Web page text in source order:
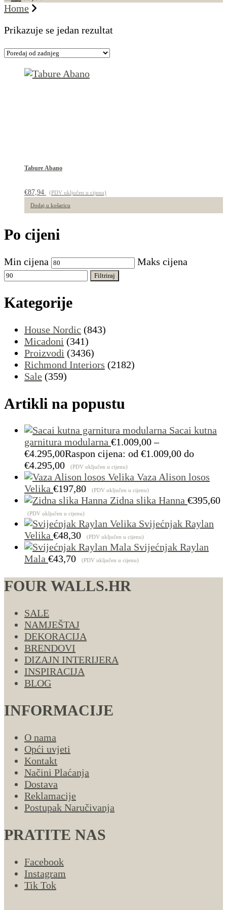
Home
Prikazuje se jedan rezultat
Tabure Abano
€87,94 (PDV uključen u cijenu)
Dodaj u košaricu
Po cijeni
Min cijena Maks cijena
Filtriraj
Kategorije
House Nordic (843)
Micadoni (341)
Proizvodi (3436)
Richmond Interiors (2182)
Sale (359)
Artikli na popustu
Sacai kutna
garnitura modularna €1.009,00 –
€4.295,00Raspon cijena: od €1.009,00 do
€4.295,00
(PDV uključen u cijenu)
Vaza Alison losos
Velika €197,80 (PDV uključen u cijenu)
Zidna slika Hanna €395,60
(PDV uključen u cijenu)
Svijećnjak Raylan
Velika €48,30 (PDV uključen u cijenu)
Svijećnjak Raylan
Mala €43,70 (PDV uključen u cijenu)
FOUR WALLS.HR
SALE
NAMJEŠTAJ
DEKORACIJA
BRENDOVI
DIZAJN INTERIJERA
INSPIRACIJA
BLOG
INFORMACIJE
O nama
Opći uvjeti
Kontakt
Načini Plaćanja
Dostava
Reklamacije
Postupak Naručivanja
PRATITE NAS
Facebook
Instagram
Tik Tok